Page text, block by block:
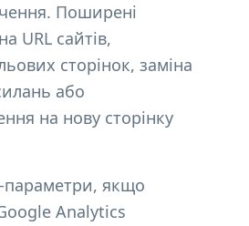
Поширені
URL сайтів,
сторінок, заміна
або
на нову сторінку
параметри, якщо
Analytics